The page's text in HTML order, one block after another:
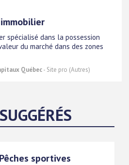
spécialisé dans la possession
du marché dans des zones
Québec- Site pro (Autres)
SUGGÉRÉS
Pêches sportives